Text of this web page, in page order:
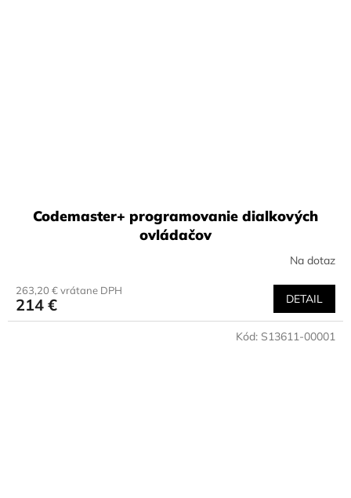
Codemaster+ programovanie dialkových
ovládačov
Na dotaz
263,20 € vrátane DPH
214 € DETAIL
Kód: S13611-00001